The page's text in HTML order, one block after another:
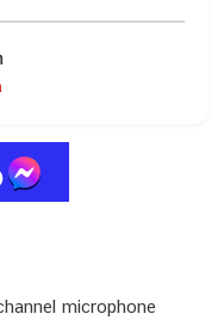
microphone